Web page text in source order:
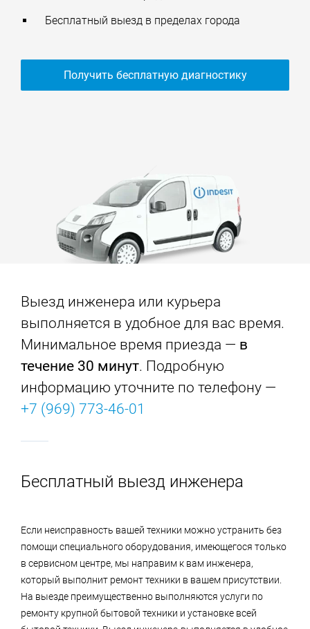
Бесплатный выезд в пределах города
Получить бесплатную диагностику
Выезд инженера или курьера
выполняется в удобное для вас время.
Минимальное время приезда — в
течение 30 минут. Подробную
информацию уточните по телефону —
+7 (969) 773-46-01
Бесплатный выезд инженера
Если неисправность вашей техники можно устранить без
помощи специального оборудования, имеющегося только
в сервисном центре, мы направим к вам инженера,
который выполнит ремонт техники в вашем присутствии.
На выезде преимущественно выполняются услуги по
ремонту крупной бытовой техники и установке всей